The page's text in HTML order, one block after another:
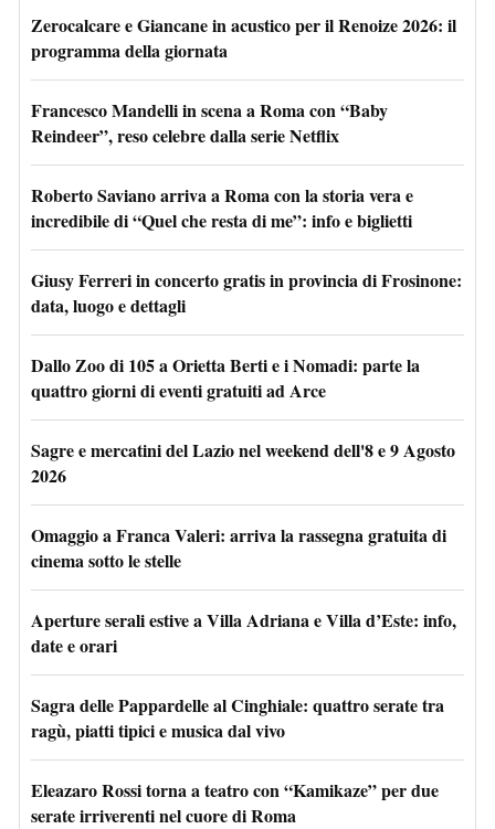
Zerocalcare e Giancane in acustico per il Renoize 2026: il
programma della giornata
Francesco Mandelli in scena a Roma con “Baby
Reindeer”, reso celebre dalla serie Netflix
Roberto Saviano arriva a Roma con la storia vera e
incredibile di “Quel che resta di me”: info e biglietti
Giusy Ferreri in concerto gratis in provincia di Frosinone:
data, luogo e dettagli
Dallo Zoo di 105 a Orietta Berti e i Nomadi: parte la
quattro giorni di eventi gratuiti ad Arce
Sagre e mercatini del Lazio nel weekend dell'8 e 9 Agosto
2026
Omaggio a Franca Valeri: arriva la rassegna gratuita di
cinema sotto le stelle
Aperture serali estive a Villa Adriana e Villa d’Este: info,
date e orari
Sagra delle Pappardelle al Cinghiale: quattro serate tra
ragù, piatti tipici e musica dal vivo
Eleazaro Rossi torna a teatro con “Kamikaze” per due
serate irriverenti nel cuore di Roma